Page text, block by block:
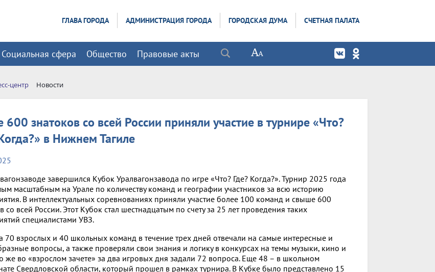
ГЛАВА ГОРОДА АДМИНИСТРАЦИЯ ГОРОДА ГОРОДСКАЯ ДУМА СЧЕТНАЯ ПАЛАТА
Социальная сфера Общество Правовые акты
центр Новости
600 знатоков со всей России приняли участие в турнире «Что?
в Нижнем Тагиле
завершился Кубок Уралвагонзавода по игре «Что? Где? Когда?». Турнир 2025 года
масштабным на Урале по количеству команд и географии участников за всю историю
В интеллектуальных соревнованиях приняли участие более 100 команд и свыше 600
со всей России. Этот Кубок стал шестнадцатым по счету за 25 лет проведения таких
специалистами УВЗ.
70 взрослых и 40 школьных команд в течение трех дней отвечали на самые интересные и
вопросы, а также проверяли свои знания и логику в конкурсах на темы музыки, кино и
же во «взрослом зачете» за два игровых дня задали 72 вопроса. Еще 48 – в школьном
Свердловской области, который прошел в рамках турнира. В Кубке было представлено 15